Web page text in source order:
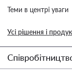
Теми в центрі уваги
Усі рішення і